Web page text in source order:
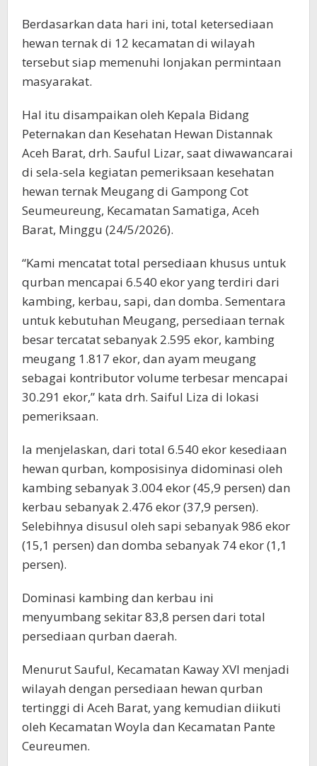
Berdasarkan data hari ini, total ketersediaan
hewan ternak di 12 kecamatan di wilayah
tersebut siap memenuhi lonjakan permintaan
masyarakat.
Hal itu disampaikan oleh Kepala Bidang
Peternakan dan Kesehatan Hewan Distannak
Aceh Barat, drh. Sauful Lizar, saat diwawancarai
di sela-sela kegiatan pemeriksaan kesehatan
hewan ternak Meugang di Gampong Cot
Seumeureung, Kecamatan Samatiga, Aceh
Barat, Minggu (24/5/2026).
“Kami mencatat total persediaan khusus untuk
qurban mencapai 6.540 ekor yang terdiri dari
kambing, kerbau, sapi, dan domba. Sementara
untuk kebutuhan Meugang, persediaan ternak
besar tercatat sebanyak 2.595 ekor, kambing
meugang 1.817 ekor, dan ayam meugang
sebagai kontributor volume terbesar mencapai
30.291 ekor,” kata drh. Saiful Liza di lokasi
pemeriksaan.
Ia menjelaskan, dari total 6.540 ekor kesediaan
hewan qurban, komposisinya didominasi oleh
kambing sebanyak 3.004 ekor (45,9 persen) dan
kerbau sebanyak 2.476 ekor (37,9 persen).
Selebihnya disusul oleh sapi sebanyak 986 ekor
(15,1 persen) dan domba sebanyak 74 ekor (1,1
persen).
Dominasi kambing dan kerbau ini
menyumbang sekitar 83,8 persen dari total
persediaan qurban daerah.
Menurut Sauful, Kecamatan Kaway XVI menjadi
wilayah dengan persediaan hewan qurban
tertinggi di Aceh Barat, yang kemudian diikuti
oleh Kecamatan Woyla dan Kecamatan Pante
Ceureumen.